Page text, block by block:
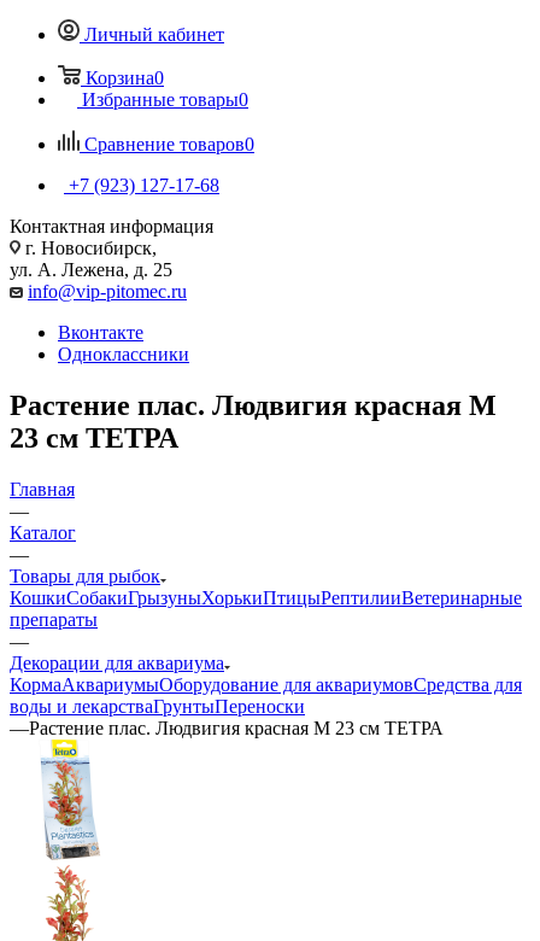
Личный кабинет
Корзина0
Избранные товары0
Сравнение товаров0
+7 (923) 127-17-68
Контактная информация
г. Новосибирск,
ул. А. Лежена, д. 25
info@vip-pitomec.ru
Вконтакте
Одноклассники
Растение плас. Людвигия красная М
23 см ТЕТРА
Главная
—
Каталог
—
Товары для рыбок
КошкиСобакиГрызуныХорькиПтицыРептилииВетеринарные
препараты
—
Декорации для аквариума
КормаАквариумыОборудование для аквариумовСредства для
воды и лекарстваГрунтыПереноски
—Растение плас. Людвигия красная М 23 см ТЕТРА